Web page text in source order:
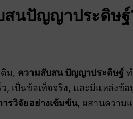
สนปัญญาประดิษฐ์
ม, ความสับสนปัญญาประดิษฐ์
, เป็นข้อเท็จจริง, และมีแหล่งข้
รวิจัยอย่างเข้มข้น, ผสานความ